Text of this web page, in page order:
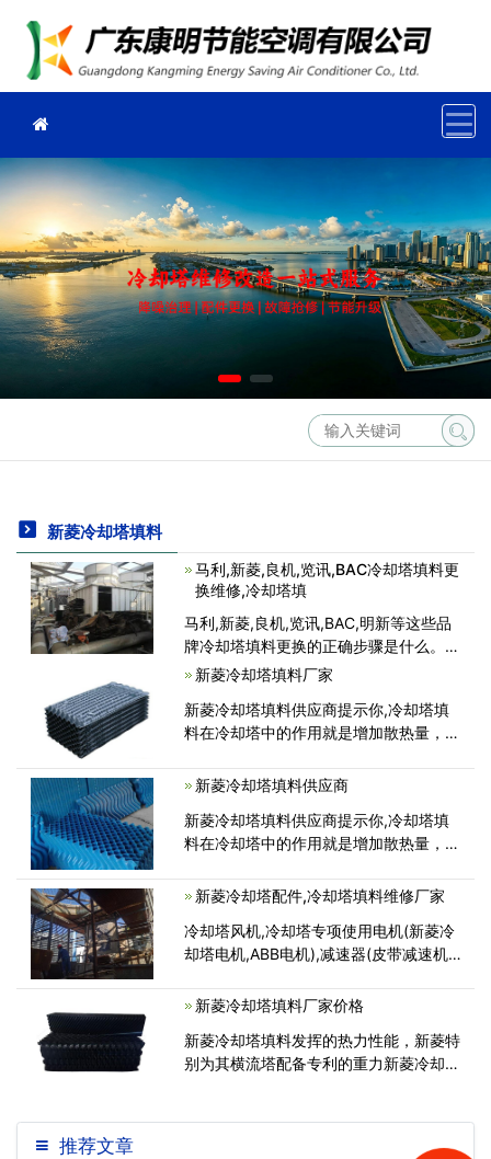
新菱冷却塔填料
马利,新菱,良机,览讯,BAC冷却塔填料更
换维修,冷却塔填
马利,新菱,良机,览讯,BAC,明新等这些品
牌冷却塔填料更换的正确步骤是什么。时
间长了，感觉需要换一下冷却塔填料了，
填料该怎么换呢?相信很多人不知道它的
具体操作!接下去冷却塔配件
新菱冷却塔填料厂家
新菱冷却塔填料供应商提示你,冷却塔填
料在冷却塔中的作用就是增加散热量，延
换热量。均匀布水。
新菱冷却塔填料供应商
新菱冷却塔填料供应商提示你,冷却塔填
料在冷却塔中的作用就是增加散热量，延
换热量。均匀布水。
新菱冷却塔配件,冷却塔填料维修厂家
冷却塔风机,冷却塔专项使用电机(新菱冷
却塔电机,ABB电机),减速器(皮带减速机,
电机和减速机架子,冷却塔进风网,消音毯,
斯频德,金日,菱电
新菱冷却塔填料厂家价格
新菱冷却塔填料发挥的热力性能，新菱特
别为其横流塔配备专利的重力新菱冷却塔
推荐文章